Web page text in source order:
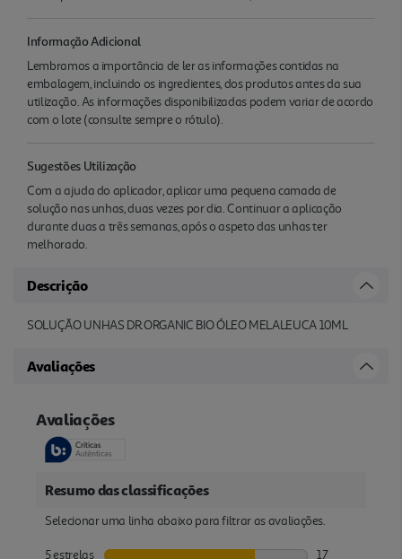
Informação Adicional
Lembramos a importância de ler as informações contidas na
embalagem, incluindo os ingredientes, dos produtos antes da sua
utilização. As informações disponibilizadas podem variar de acordo
com o lote (consulte sempre o rótulo).
Sugestões Utilização
Com a ajuda do aplicador, aplicar uma pequena camada de
solução nas unhas, duas vezes por dia. Continuar a aplicação
durante duas a três semanas, após o aspeto das unhas ter
melhorado.
Descrição
SOLUÇÃO UNHAS DR.ORGANIC BIO ÓLEO MELALEUCA 10ML
Avaliações